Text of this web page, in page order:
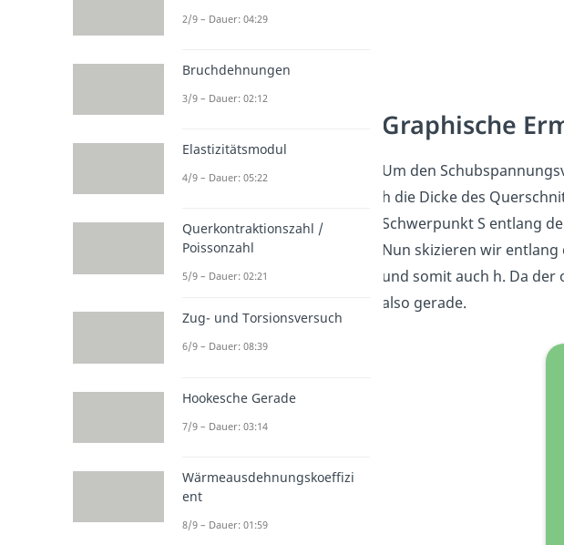
Graphische
Um den
h die Dicke des
Schwerpunkt S entlang
Nun skizieren wir
und somit auch h. Da
also gerade.
2/9 – Dauer: 04:29
Bruchdehnungen
3/9 – Dauer: 02:12
Elastizitätsmodul
4/9 – Dauer: 05:22
Querkontraktionszahl /
Poissonzahl
5/9 – Dauer: 02:21
Zug- und Torsionsversuch
6/9 – Dauer: 08:39
Hookesche Gerade
7/9 – Dauer: 03:14
Wärmeausdehnungskoeffizi
ent
8/9 – Dauer: 01:59